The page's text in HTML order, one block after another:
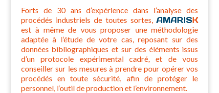
Forts de 30 ans d’expérience dans l’analyse des
procédés industriels de toutes sortes,AMARISK
est à même de vous proposer une méthodologie
adaptée à l’étude de votre cas, reposant sur des
données bibliographiques et sur des éléments issus
d’un protocole expérimental cadré, et de vous
conseiller sur les mesures à prendre pour opérer vos
procédés en toute sécurité, afin de protéger le
personnel, l’outil de production et l’environnement.